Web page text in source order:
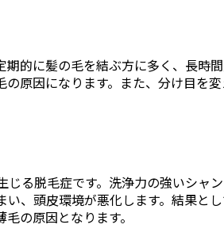
的に髪の毛を結ぶ方に多く、長時
原因になります。また、分け目を
る脱毛症です。洗浄力の強いシャ
、頭皮環境が悪化します。結果と
の原因となります。